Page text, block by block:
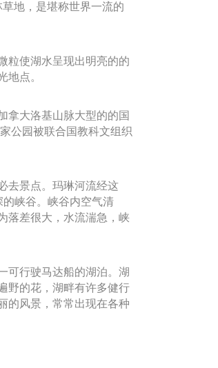
地，是堪称世界一流的
粒使湖水呈现出明亮的的
地点。
拿大洛基山脉大型的的国
公园被联合国教科文组织
去景点。玛琳河流经这
峡谷。峡谷内空气清
落差很大，水流湍急，峡
可行驶马达船的湖泊。湖
野的花，湖畔有许多健行
的风景，常常出现在各种